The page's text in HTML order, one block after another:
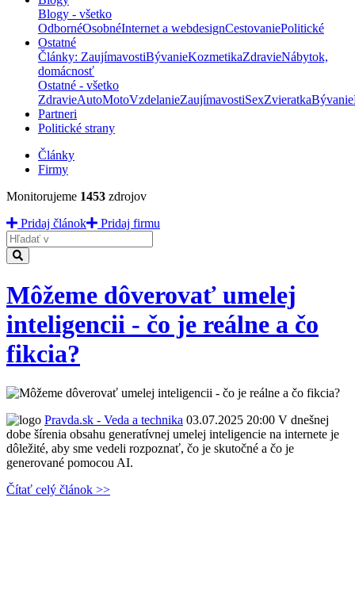
Blogy - všetko
OdbornéOsobnéInternet a webdesignCestovaniePolitické
Ostatné
Články: ZaujímavostiBývanieKozmetikaZdravieNábytok,
domácnosť
Ostatné - všetko
ZdravieAutoMotoVzdelanieZaujímavostiSexZvieratkaBývanie
Partneri
Politické strany
Články
Firmy
Monitorujeme 1453 zdrojov
Pridaj článok
Pridaj firmu
Hladať
Môžeme dôverovať umelej
inteligencii - čo je reálne a čo
fikcia?
Pravda.sk - Veda a technika 03.07.2025 20:00 V dnešnej
dobe šírenia obsahu generatívnej umelej inteligencie na internete je
dôležité, aby sme vedeli rozpoznať, čo je skutočné a čo je
generované pomocou AI.
Čítať celý článok >>